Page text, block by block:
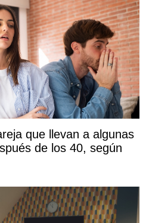
que llevan a algunas
de los 40, según